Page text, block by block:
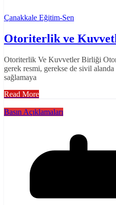
Çanakkale Eğitim-Sen
Otoriterlik ve
Otoriterlik Ve Kuvvetler Birliği
gerek resmi, gerekse de sivil
sağlamaya
Read More
Basın Açıklamaları